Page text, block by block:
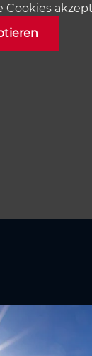
Cookies